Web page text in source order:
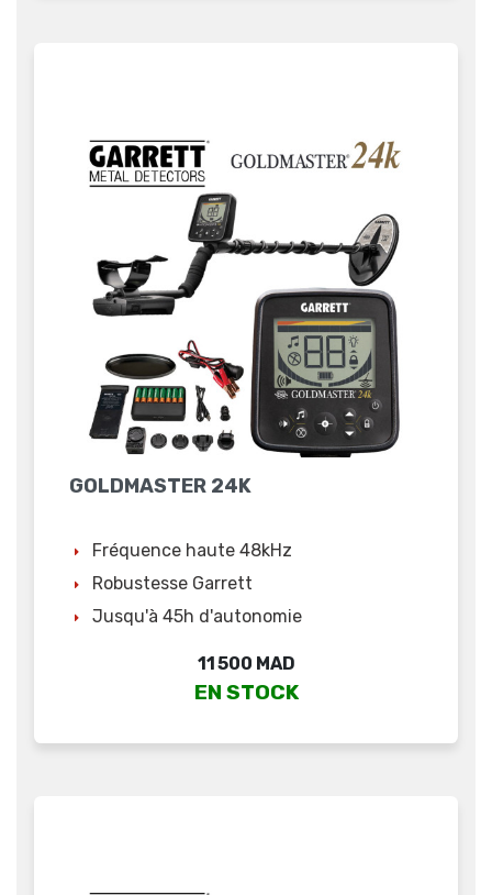
GOLDMASTER 24K
Fréquence haute 48kHz
Robustesse Garrett
Jusqu'à 45h d'autonomie
Prix
11 500 MAD
EN STOCK